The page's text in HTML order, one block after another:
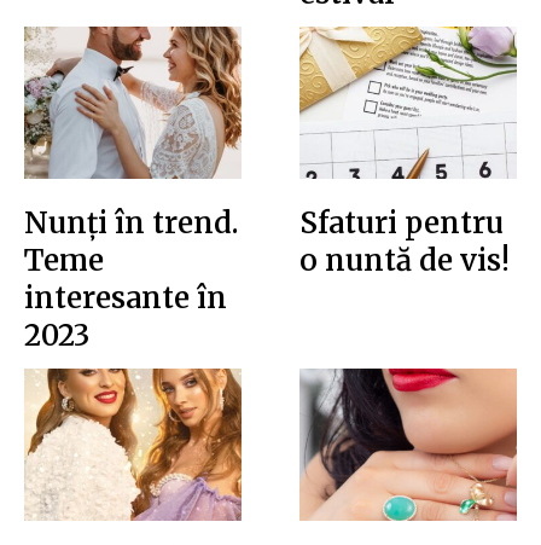
Nunți în trend.
Teme
interesante în
2023
Sfaturi pentru
o nuntă de vis!